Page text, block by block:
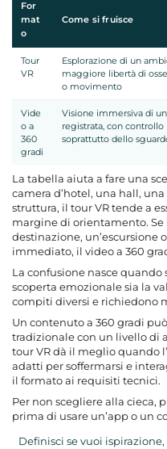
For
mat
o
Come si fruisce
Tour
VR
Esplorazione di un
maggiore libertà di
o movimento
Vide
o a
360
gradi
Visione immersiva di
registrata, con controllo
soprattutto dello
La tabella aiuta a fare una
camera d’hotel, una hall,
struttura, il tour VR tende a
margine di orientamento. Se
destinazione, un’escursione
immediato, il video a 360
La confusione nasce quando
scoperta emozionale sia la
compiti diversi e richiedono
Un contenuto a 360 gradi
tradizionale con un livello di
tour VR dà il meglio quando
adatti per soffermarsi e
il formato ai requisiti tecnici.
Per non scegliere alla cieca,
prima di usare un’app o un
Definisci se vuoi